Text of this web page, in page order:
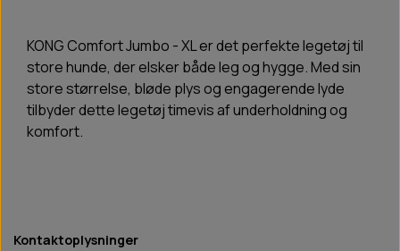
KONG Comfort Jumbo - XL er det perfekte legetøj til
store hunde, der elsker både leg og hygge. Med sin
store størrelse, bløde plys og engagerende lyde
tilbyder dette legetøj timevis af underholdning og
komfort.
Kontaktoplysninger